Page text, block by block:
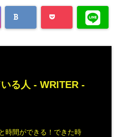
る人 - WRITER -
時間ができる！できた時